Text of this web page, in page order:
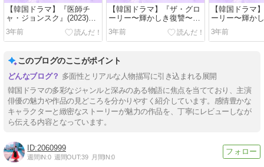
【韓国ドラマ】『医師チ
ャ・ジョンスク』(2023)レ
ビュー
3年前
【韓国ドラマ】『ザ・グロ
ーリー〜輝かしき復讐〜』
(2023)パート2レビュー後半
3年前
【韓国ドラマ
ーリー〜輝か
(2023)パート2
3年前
このブログのここがポイント
多面性とリアルな人物描写に引き込まれる展開
韓国ドラマの多彩なジャンルと深みのある物語に焦点を当てており、主演
俳優の魅力や作品の見どころを分かりやすく紹介しています。感情豊かな
キャラクターと緻密なストーリーが魅力の作品を、丁寧にレビューしなが
ら伝える内容となっています。
2060999
週間IN:0 週間OUT:39 月間IN:0